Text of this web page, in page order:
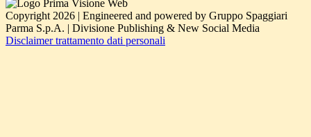
Copyright 2026 | Engineered and powered by Gruppo Spaggiari
Parma S.p.A. | Divisione Publishing & New Social Media
Disclaimer trattamento dati personali